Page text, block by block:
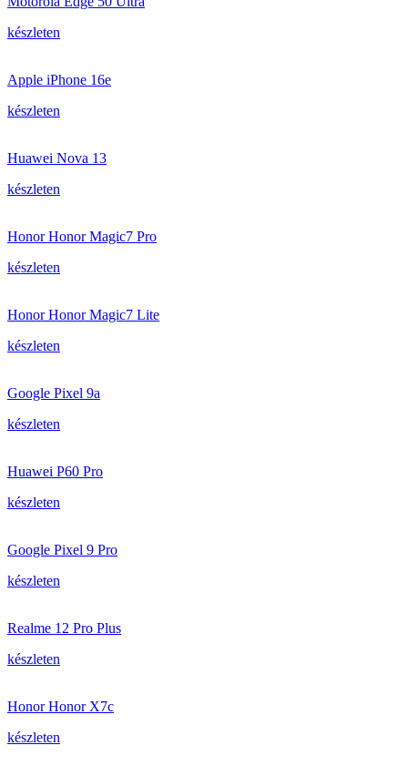
készleten
Apple iPhone 16e
készleten
Huawei Nova 13
készleten
Honor Honor Magic7 Pro
készleten
Honor Honor Magic7 Lite
készleten
Google Pixel 9a
készleten
Huawei P60 Pro
készleten
Google Pixel 9 Pro
készleten
Realme 12 Pro Plus
készleten
Honor Honor X7c
készleten